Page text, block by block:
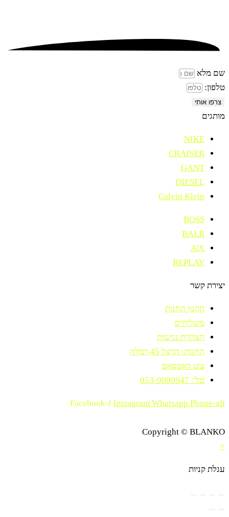
שם מלא
טלפון:
צרפו אותי
מותגים
NIKE
CRAISER
GANT
DIESEL
Calvin Klein
BOSS
BALR
A|X
REPLAY
יצירת קשר
תקנון החנות
משלוחים
הצהרת נגישות
החנות: הרצל 45,רמלה
צ'ט וואטסאפ
טל': 053-9000947
Facebook-f Instagram Whatsapp Phone-alt
Copyright © BLANKO
עגלת קניות